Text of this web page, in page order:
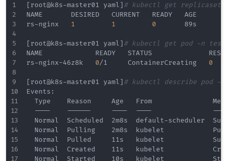
[root@k8s-master01 yaml] # kubectl get
NAME       DESIRED   CURRENT   READY   AGE
rs-nginx 1 1 0
       89s
[root@k8s-master01 yaml] # kubectl get pod -n test
NAME             READY   STATUS
rs-nginx-46z8k 0/1     ContainerCreating 0
[root@k8s-master01 yaml] # kubectl describe pod
Events:
Type    Reason     Age   From
----    ------     ----  ----
Normal  Scheduled  2m8s  default-scheduler
Normal  Pulling    2m8s  kubelet
Normal  Pulled     11s   kubelet
Normal  Created    11s   kubelet